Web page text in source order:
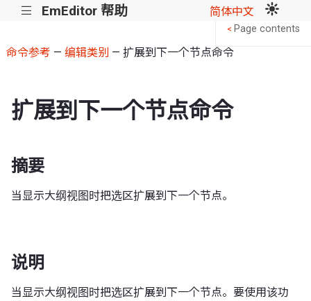
||| EmEditor 帮助 简体中文
命令参考 — 编辑类别 — 扩展到下一个节点命令
扩展到下一个节点命令
摘要
当显示大纲视图时把选区扩展到下一个节点。
说明
当显示大纲视图时把选区扩展到下一个节点。要使用该功
< Page contents